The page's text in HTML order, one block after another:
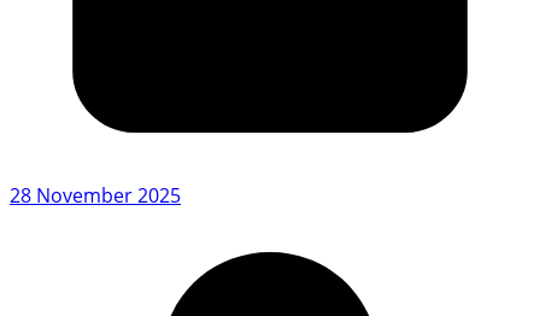
28 November 2025